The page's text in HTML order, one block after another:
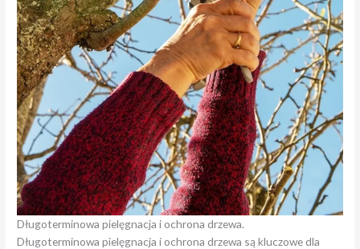
Długoterminowa pielęgnacja i ochrona drzewa.
Długoterminowa pielęgnacja i ochrona drzewa są kluczowe dla